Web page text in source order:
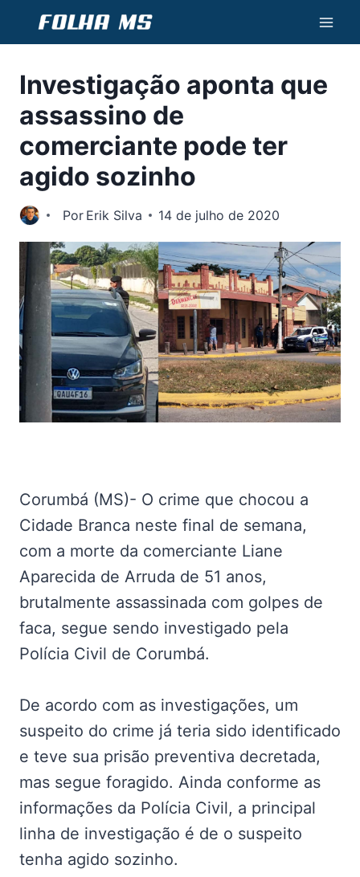
Conteúdo
Investigação aponta que
assassino de
comerciante pode ter
agido sozinho
Por Erik Silva 14 de julho de 2020
Corumbá (MS)- O crime que chocou a
Cidade Branca neste final de semana,
com a morte da comerciante Liane
Aparecida de Arruda de 51 anos,
brutalmente assassinada com golpes de
faca, segue sendo investigado pela
Polícia Civil de Corumbá.
De acordo com as investigações, um
suspeito do crime já teria sido identificado
e teve sua prisão preventiva decretada,
mas segue foragido. Ainda conforme as
informações da Polícia Civil, a principal
linha de investigação é de o suspeito
tenha agido sozinho.